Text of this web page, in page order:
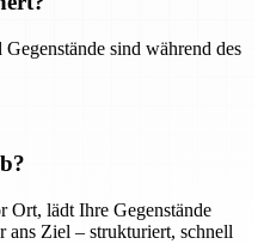
sind während des
Ort, lädt Ihre Gegenstände
ans Ziel – strukturiert, schnell